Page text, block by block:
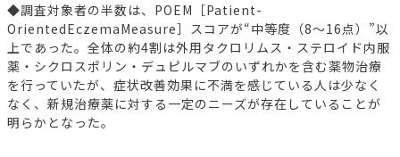
◆調査対象者の半数は、POEM［Patient-
OrientedEczemaMeasure］スコアが“中等度（8～16点）”以
上であった。全体の約4割は外用タクロリムス・ステロイド内服
薬・シクロスポリン・デュピルマブのいずれかを含む薬物治療
を行っていたが、症状改善効果に不満を感じている人は少なく
なく、新規治療薬に対する一定のニーズが存在していることが
明らかとなった。